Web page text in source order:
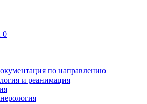
0
по направлению
и реанимация